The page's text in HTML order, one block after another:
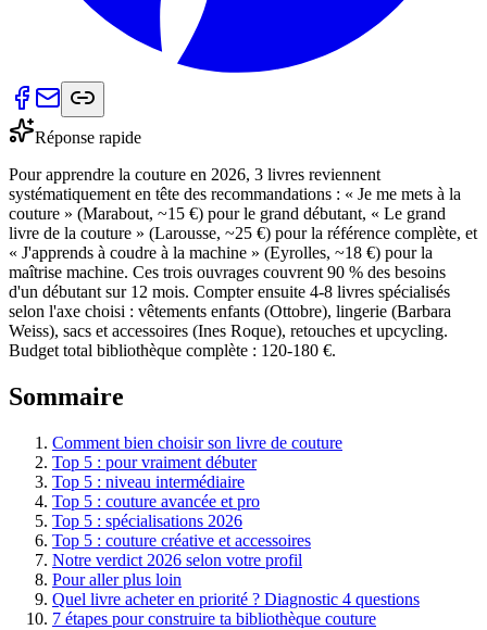
Réponse rapide
Pour apprendre la couture en 2026, 3 livres reviennent
systématiquement en tête des recommandations : « Je me mets à la
couture » (Marabout, ~15 €) pour le grand débutant, « Le grand
livre de la couture » (Larousse, ~25 €) pour la référence complète, et
« J'apprends à coudre à la machine » (Eyrolles, ~18 €) pour la
maîtrise machine. Ces trois ouvrages couvrent 90 % des besoins
d'un débutant sur 12 mois. Compter ensuite 4-8 livres spécialisés
selon l'axe choisi : vêtements enfants (Ottobre), lingerie (Barbara
Weiss), sacs et accessoires (Ines Roque), retouches et upcycling.
Budget total bibliothèque complète : 120-180 €.
Sommaire
Comment bien choisir son livre de couture
Top 5 : pour vraiment débuter
Top 5 : niveau intermédiaire
Top 5 : couture avancée et pro
Top 5 : spécialisations 2026
Top 5 : couture créative et accessoires
Notre verdict 2026 selon votre profil
Pour aller plus loin
Quel livre acheter en priorité ? Diagnostic 4 questions
7 étapes pour construire ta bibliothèque couture